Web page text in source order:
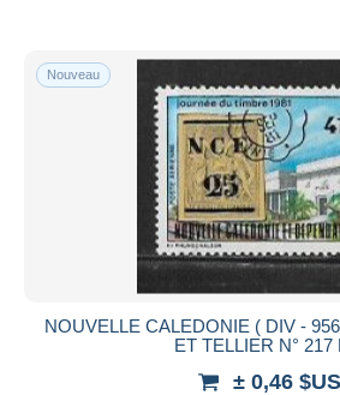
Nouveau
NOUVELLE CALEDONIE ( DIV -
ET TELLIER N° 217
± 0,46 $US